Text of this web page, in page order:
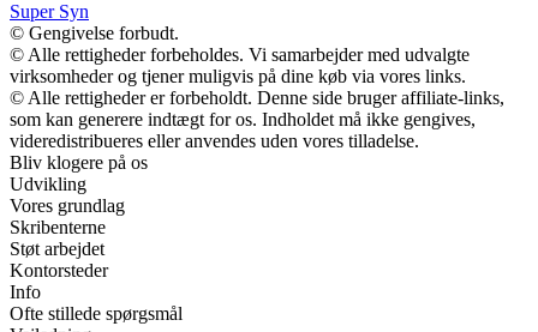
Super Syn
© Gengivelse forbudt.
© Alle rettigheder forbeholdes. Vi samarbejder med udvalgte
virksomheder og tjener muligvis på dine køb via vores links.
© Alle rettigheder er forbeholdt. Denne side bruger affiliate-links,
som kan generere indtægt for os. Indholdet må ikke gengives,
videredistribueres eller anvendes uden vores tilladelse.
Bliv klogere på os
Udvikling
Vores grundlag
Skribenterne
Støt arbejdet
Kontorsteder
Info
Ofte stillede spørgsmål